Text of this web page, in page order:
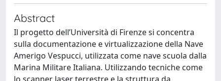
Abstract
Il progetto dell’Università di Firenze si concentra
sulla documentazione e virtualizzazione della Nave
Amerigo Vespucci, utilizzata come nave scuola dalla
Marina Militare Italiana. Utilizzando tecniche come